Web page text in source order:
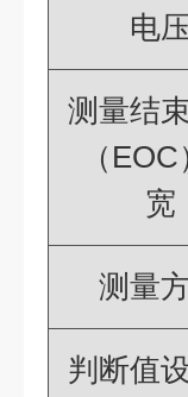
电
测量结
（
宽
测量
判断值